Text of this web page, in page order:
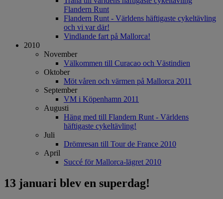
Flandern Runt
Flandern Runt - Världens häftigaste cykeltävling
och vi var där!
Vindlande fart på Mallorca!
2010
November
Välkommen till Curacao och Västindien
Oktober
Möt våren och värmen på Mallorca 2011
September
VM i Köpenhamn 2011
Augusti
Häng med till Flandern Runt - Världens
häftigaste cykeltävling!
Juli
Drömresan till Tour de France 2010
April
Succé för Mallorca-lägret 2010
13 januari blev en superdag!